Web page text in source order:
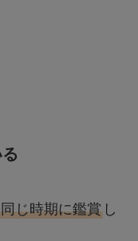
じ時期に鑑賞し